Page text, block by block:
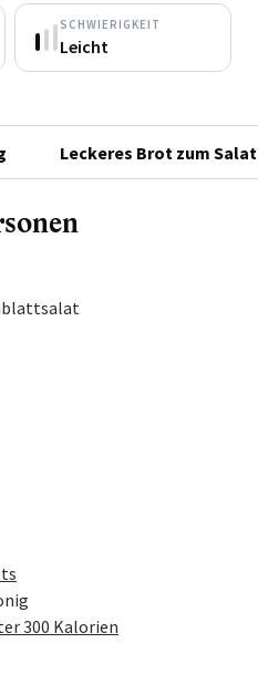
SCHWIERIGKEIT
Leicht
Leckeres Brot zum Salat
300 Kalorien